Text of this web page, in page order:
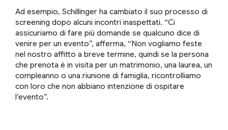
Ad esempio, Schillinger ha cambiato il suo processo di
screening dopo alcuni incontri inaspettati. “Ci
assicuriamo di fare più domande se qualcuno dice di
venire per un evento”, afferma, “Non vogliamo feste
nel nostro affitto a breve termine, quindi se la persona
che prenota è in visita per un matrimonio, una laurea, un
compleanno o una riunione di famiglia, ricontrolliamo
con loro che non abbiano intenzione di ospitare
l’evento”.